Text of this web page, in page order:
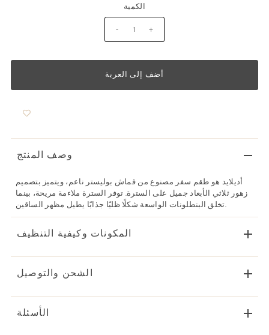
الكمية
-
+
وصف المنتج
أديلايد هو طقم سفر مصنوع من قماش بوليستر ناعم، ويتميز بتصميم
زهور ثلاثي الأبعاد جميل على السترة. توفر السترة ملاءمة مريحة، بينما
تخلق البنطلونات الواسعة شكلًا ظليًا جذابًا يطيل مظهر الساقين.
المكونات وكيفية التنظيف
الشحن والتوصيل
الأسئلة